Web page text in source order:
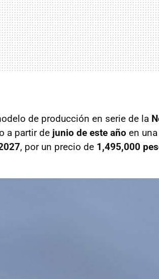
de producción en serie de la
a partir de junio de este año en
, por un precio de 1,495,000